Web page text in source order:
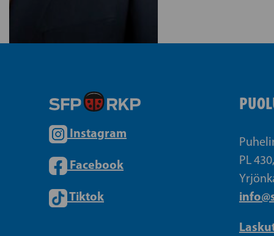
Instagram
Facebook
Tiktok
PL